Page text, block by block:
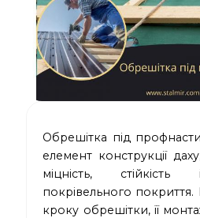
Обрешітка під
елемент конструкції
міцність, стійкість
покрівельного
кроку обрешітки, її